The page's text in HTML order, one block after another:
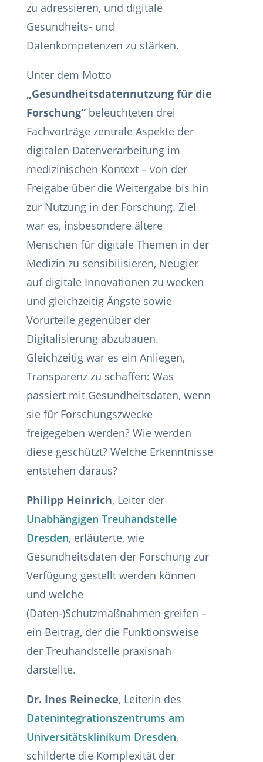
zu adressieren, und digitale
Gesundheits- und
Datenkompetenzen zu stärken.
Unter dem Motto
„Gesundheitsdatennutzung für die
Forschung“ beleuchteten drei
Fachvorträge zentrale Aspekte der
digitalen Datenverarbeitung im
medizinischen Kontext – von der
Freigabe über die Weitergabe bis hin
zur Nutzung in der Forschung. Ziel
war es, insbesondere ältere
Menschen für digitale Themen in der
Medizin zu sensibilisieren, Neugier
auf digitale Innovationen zu wecken
und gleichzeitig Ängste sowie
Vorurteile gegenüber der
Digitalisierung abzubauen.
Gleichzeitig war es ein Anliegen,
Transparenz zu schaffen: Was
passiert mit Gesundheitsdaten, wenn
sie für Forschungszwecke
freigegeben werden? Wie werden
diese geschützt? Welche Erkenntnisse
entstehen daraus?
Philipp Heinrich, Leiter der
Unabhängigen Treuhandstelle
Dresden, erläuterte, wie
Gesundheitsdaten der Forschung zur
Verfügung gestellt werden können
und welche
(Daten-)Schutzmaßnahmen greifen –
ein Beitrag, der die Funktionsweise
der Treuhandstelle praxisnah
darstellte.
Dr. Ines Reinecke, Leiterin des
Datenintegrationszentrums am
Universitätsklinikum Dresden,
schilderte die Komplexität der